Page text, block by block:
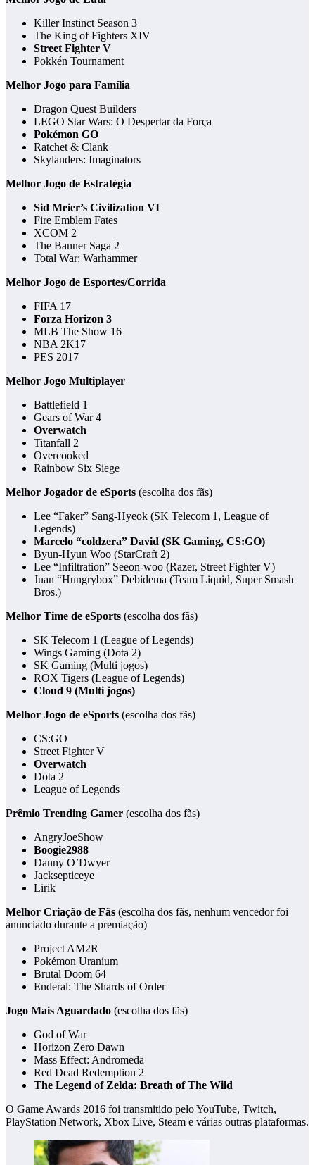
Killer Instinct Season 3
The King of Fighters XIV
Street Fighter V
Pokkén Tournament
Melhor Jogo para Família
Dragon Quest Builders
LEGO Star Wars: O Despertar da Força
Pokémon GO
Ratchet & Clank
Skylanders: Imaginators
Melhor Jogo de Estratégia
Sid Meier’s Civilization VI
Fire Emblem Fates
XCOM 2
The Banner Saga 2
Total War: Warhammer
Melhor Jogo de Esportes/Corrida
FIFA 17
Forza Horizon 3
MLB The Show 16
NBA 2K17
PES 2017
Melhor Jogo Multiplayer
Battlefield 1
Gears of War 4
Overwatch
Titanfall 2
Overcooked
Rainbow Six Siege
Melhor Jogador de eSports (escolha dos fãs)
Lee “Faker” Sang-Hyeok (SK Telecom 1, League of
Legends)
Marcelo “coldzera” David (SK Gaming, CS:GO)
Byun-Hyun Woo (StarCraft 2)
Lee “Infiltration” Seeon-woo (Razer, Street Fighter V)
Juan “Hungrybox” Debidema (Team Liquid, Super Smash
Bros.)
Melhor Time de eSports (escolha dos fãs)
SK Telecom 1 (League of Legends)
Wings Gaming (Dota 2)
SK Gaming (Multi jogos)
ROX Tigers (League of Legends)
Cloud 9 (Multi jogos)
Melhor Jogo de eSports (escolha dos fãs)
CS:GO
Street Fighter V
Overwatch
Dota 2
League of Legends
Prêmio Trending Gamer (escolha dos fãs)
AngryJoeShow
Boogie2988
Danny O’Dwyer
Jacksepticeye
Lirik
Melhor Criação de Fãs (escolha dos fãs, nenhum vencedor foi
anunciado durante a premiação)
Project AM2R
Pokémon Uranium
Brutal Doom 64
Enderal: The Shards of Order
Jogo Mais Aguardado (escolha dos fãs)
God of War
Horizon Zero Dawn
Mass Effect: Andromeda
Red Dead Redemption 2
The Legend of Zelda: Breath of The Wild
O Game Awards 2016 foi transmitido pelo YouTube, Twitch,
PlayStation Network, Xbox Live, Steam e várias outras plataformas.